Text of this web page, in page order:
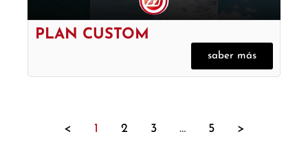
PLAN CUSTOM
saber más
< 1 2 3 … 5 >